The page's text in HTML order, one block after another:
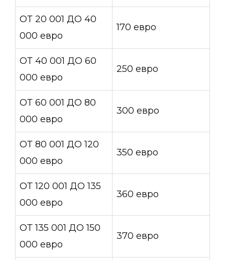
ОТ 20 001 ДО 40
000 евро
170 евро
ОТ 40 001 ДО 60
000 евро
250 евро
ОТ 60 001 ДО 80
000 евро
300 евро
ОТ 80 001 ДО 120
000 евро
350 евро
ОТ 120 001 ДО 135
000 евро
360 евро
ОТ 135 001 ДО 150
000 евро
370 евро